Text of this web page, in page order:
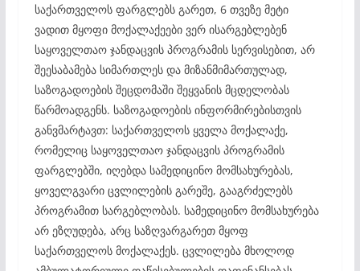
საქართველოს ფარგლებს გარეთ, 6 თვეზე მეტი
ვადით მყოფი მოქალაქეები ვერ ისარგებლებენ
საყოველთაო ჯანდაცვის პროგრამის სერვისებით, არ
შეესაბამება სიმართლეს და მიზანმიმართულად,
საზოგადოების შეცდომაში შეყვანის მცდელობას
წარმოადგენს. საზოგადოების ინფორმირებისთვის
განვმარტავთ: საქართველოს ყველა მოქალაქე,
რომელიც საყოველთაო ჯანდაცვის პროგრამის
ფარგლებში, იღებდა სამედიცინო მომსახურებას,
ყოველგვარი ცვლილების გარეშე, გააგრძელებს
პროგრამით სარგებლობას. სამედიცინო მომსახურება
არ ეზღუდება, არც საზღვარგარეთ მყოფ
საქართველოს მოქალაქეს. ცვლილება მხოლოდ